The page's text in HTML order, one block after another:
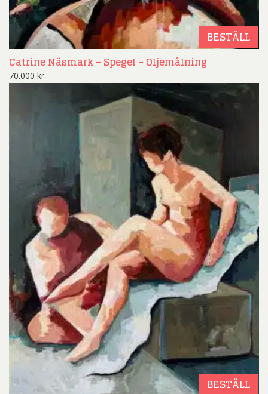
BESTÄLL
Catrine Näsmark – Spegel – Oljemålning
70.000 kr
BESTÄLL